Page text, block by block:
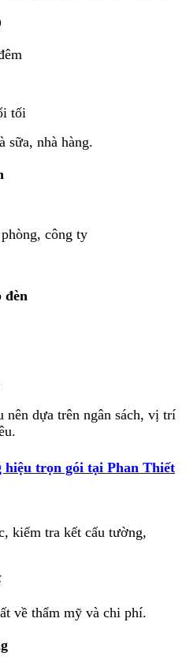
tối
sữa, nhà hàng.
công ty
đèn
nên dựa trên ngân sách, vị trí
hiệu trọn gói tại Phan Thiết
kiểm tra kết cấu tường,
về thẩm mỹ và chi phí.